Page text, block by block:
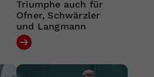
Triumphe auch für
Ofner, Schwärzler
und Langmann